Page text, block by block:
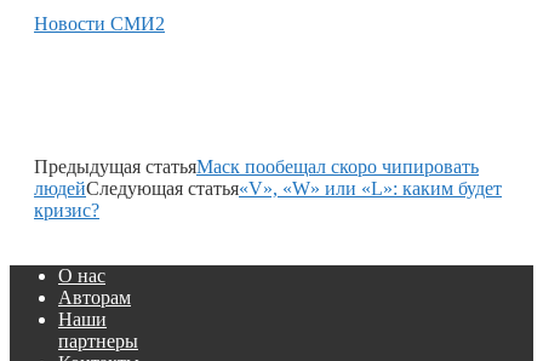
Новости СМИ2
Предыдущая статьяМаск пообещал скоро чипировать
людейСледующая статья«V», «W» или «L»: каким будет
кризис?
О нас
Авторам
Наши
партнеры